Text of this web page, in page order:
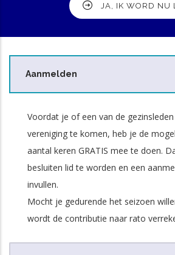
JA, IK WORD NU
Aanmelden
Voordat je of een van de
vereniging te komen, heb je de
aantal keren GRATIS mee te doen.
besluiten lid te worden en een
invullen.
Mocht je gedurende het seizoen
wordt de contributie naar rato